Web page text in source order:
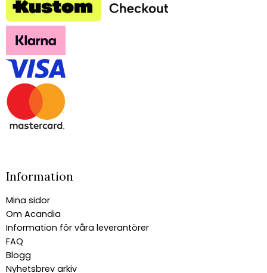
Information
Mina sidor
Om Acandia
Information för våra leverantörer
FAQ
Blogg
Nyhetsbrev arkiv